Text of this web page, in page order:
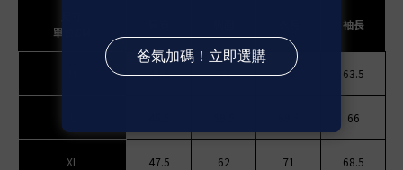
單位CM
袖長
43.5 57 66 63.5
66
XL 47.5 62 71 68.5